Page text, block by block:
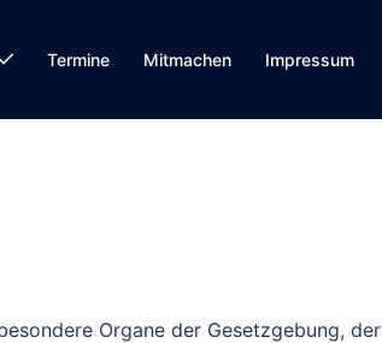
Termine Mitmachen Impressum
Organe der Gesetzgebung, der